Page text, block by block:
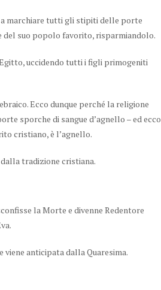
a marchiare tutti gli stipiti delle porte
del suo popolo favorito, risparmiandolo.
uccidendo tutti i figli primogeniti
Ecco dunque perché la religione
sporche di sangue d’agnello – ed ecco
cristiano, è l’agnello.
tradizione cristiana.
la Morte e divenne Redentore
anticipata dalla Quaresima.